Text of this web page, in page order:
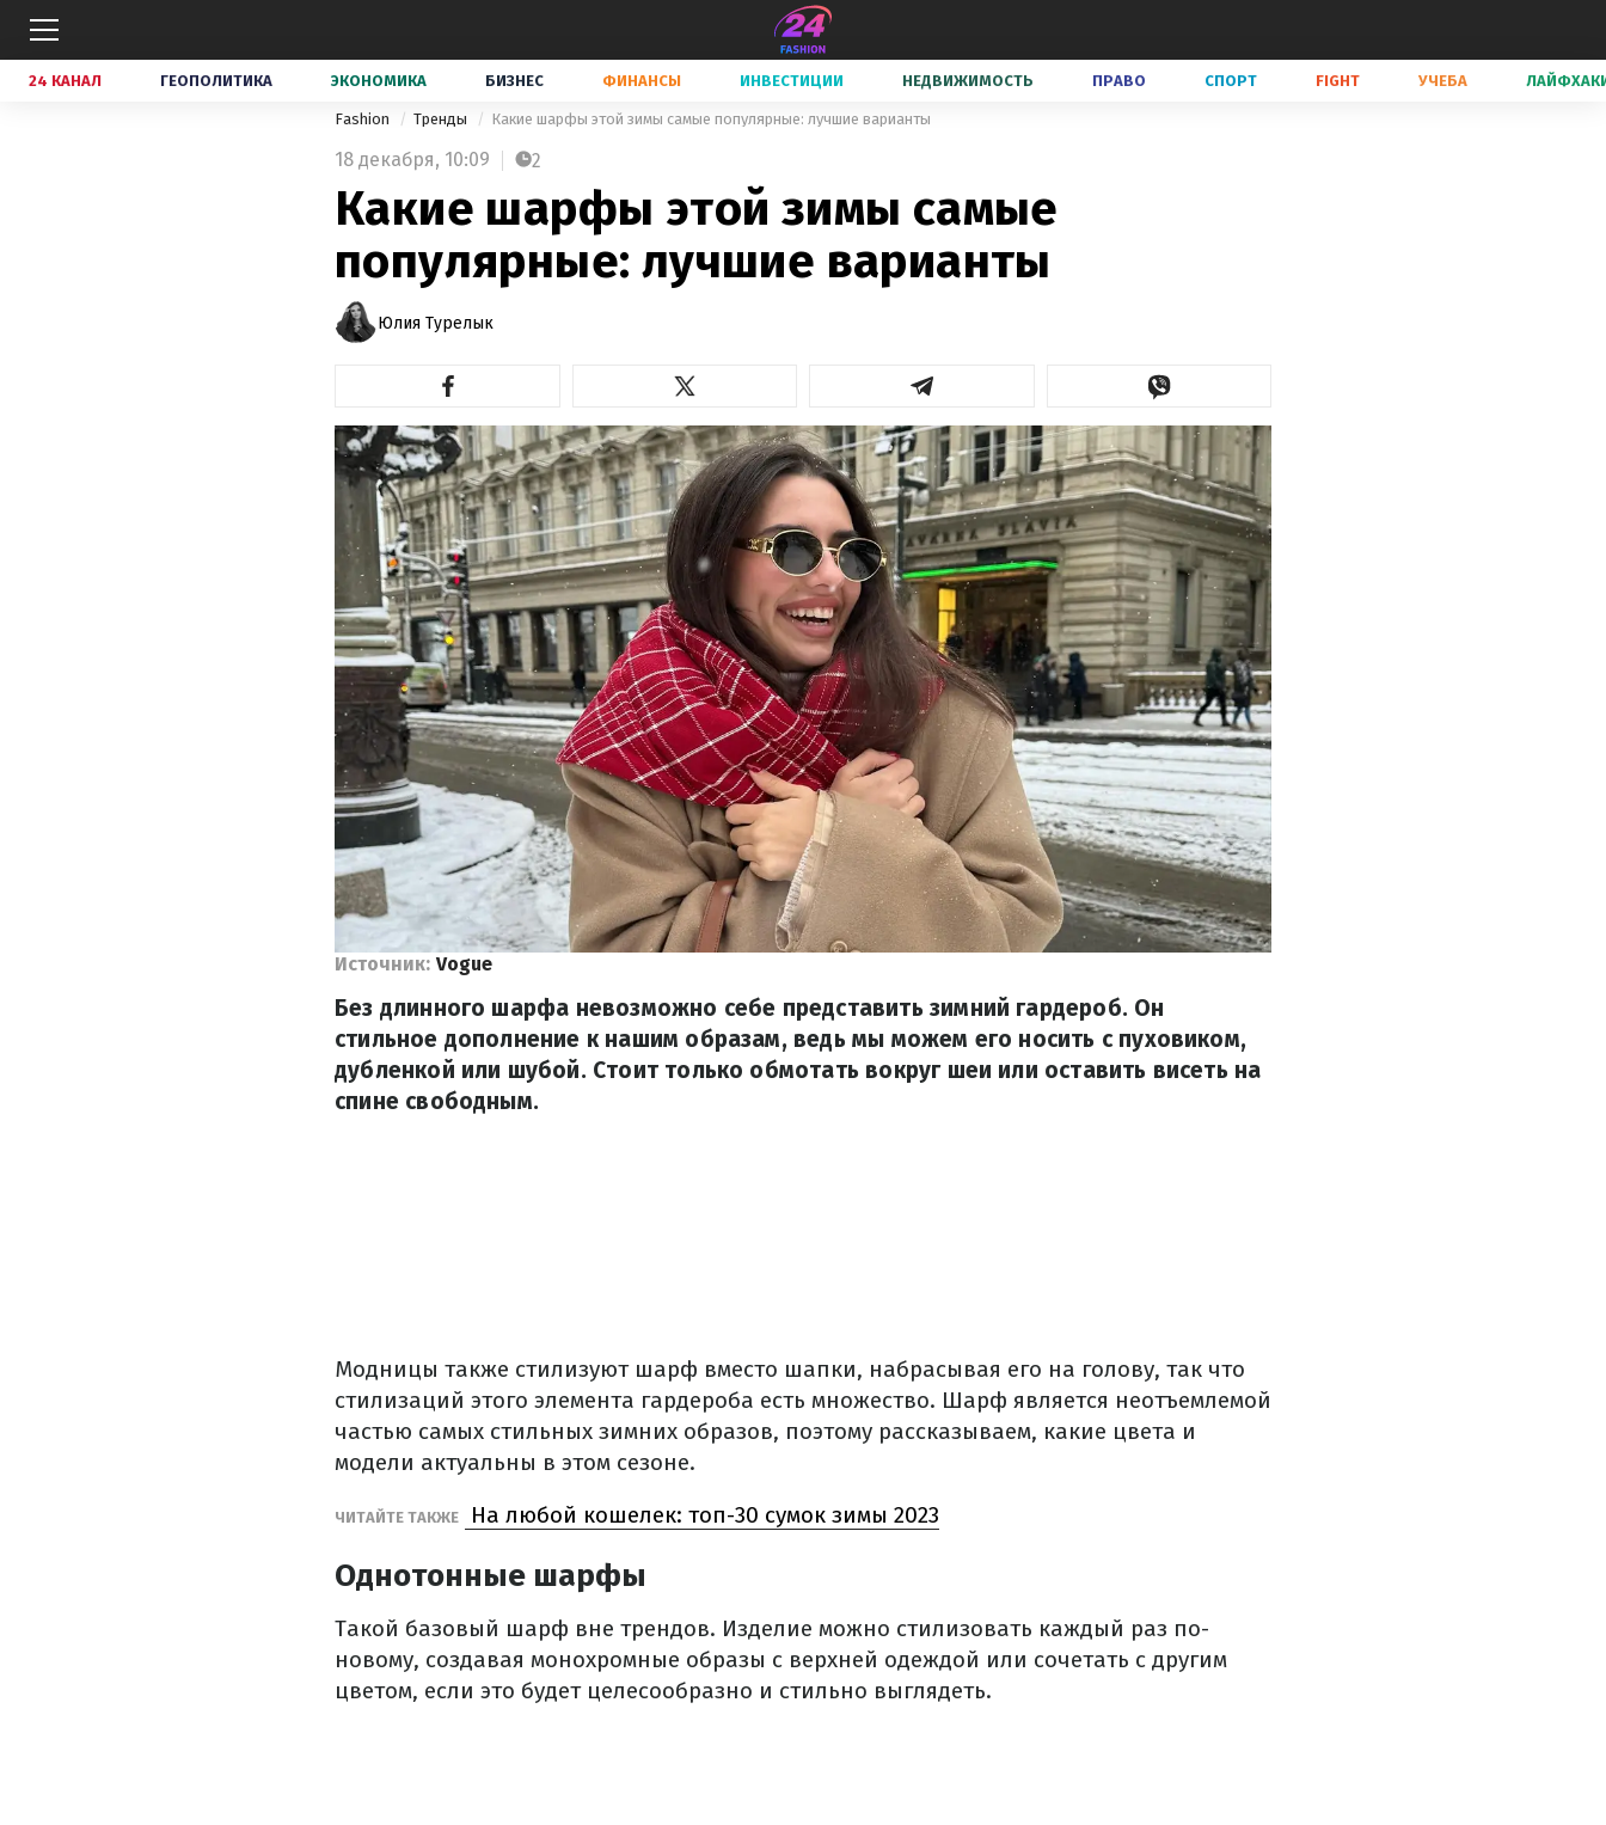
24 КАНАЛ ГЕОПОЛИТИКА ЭКОНОМИКА БИЗНЕС ФИНАНСЫ ИНВЕСТИЦИИ НЕДВИЖИМОСТЬ ПРАВО СПОРТ FIGHT УЧЕБА
Fashion Тренды Какие шарфы этой зимы самые популярные: лучшие варианты
18 декабря, 10:09 2
Какие шарфы этой зимы самые
популярные: лучшие варианты
Юлия Турелык
Источник: Vogue
Без длинного шарфа невозможно себе представить зимний гардероб. Он
стильное дополнение к нашим образам, ведь мы можем его носить с пуховиком,
дубленкой или шубой. Стоит только обмотать вокруг шеи или оставить висеть на
спине свободным.
Модницы также стилизуют шарф вместо шапки, набрасывая его на голову, так что
стилизаций этого элемента гардероба есть множество. Шарф является неотъемлемой
частью самых стильных зимних образов, поэтому рассказываем, какие цвета и
модели актуальны в этом сезоне.
ЧИТАЙТЕ ТАКЖЕ На любой кошелек: топ-30 сумок зимы 2023
Однотонные шарфы
Такой базовый шарф вне трендов. Изделие можно стилизовать каждый раз по-
новому, создавая монохромные образы с верхней одеждой или сочетать с другим
цветом, если это будет целесообразно и стильно выглядеть.